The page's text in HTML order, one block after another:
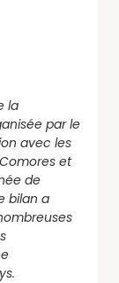
la
par le
avec les
et
de
bilan a